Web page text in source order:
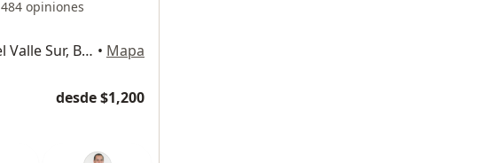
484 opiniones
Rodríguez Saro 606, Col. Del Valle Sur, Benito Juárez • Mapa
desde $1,200